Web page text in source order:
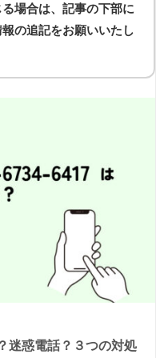
場合は、記事の下部に
報の追記をお願いいたし
迷惑電話？３つの対処